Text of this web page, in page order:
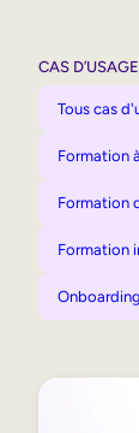
CAS D’USAGE
Tous cas
Formation
Formation
Formation